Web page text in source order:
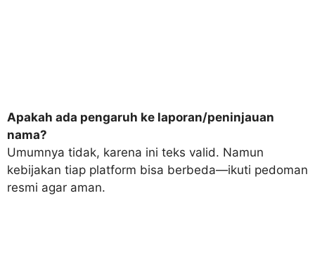
Apakah ada pengaruh ke laporan/peninjauan
nama?
Umumnya tidak, karena ini teks valid. Namun
kebijakan tiap platform bisa berbeda—ikuti pedoman
resmi agar aman.